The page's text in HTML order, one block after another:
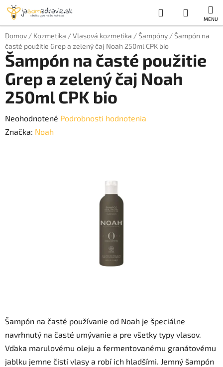
Prejsť
obsah
Hľadať
KOŠÍK
Domov / Kozmetika /Vlasová kozmetika /Šampóny /Šampón na
časté použitie Grep a zelený čaj Noah 250ml CPK bio
Šampón na časté používanie od Noah je špeciálne
navrhnutý na časté umývanie a pre všetky typy vlasov.
Vďaka marulovému oleju a fermentovanému granátovému
jablku jemne čistí vlasy a robí ich hladšími. Jemný šampón
Šampón na časté použitie
Grep a zelený čaj Noah
250ml CPK bio
Priemerné
hodnotenie
Neohodnotené Podrobnosti hodnotenia
Značka: Noah